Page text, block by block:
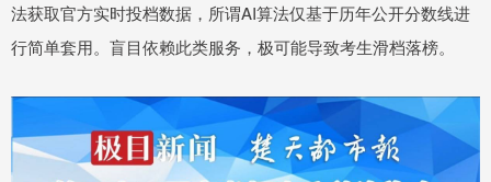
法获取官方实时投档数据，所谓AI算法仅基于历年公开分数线进
行简单套用。盲目依赖此类服务，极可能导致考生滑档落榜。